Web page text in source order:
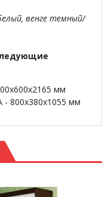
венге темный/
мм
800х380х1055 мм